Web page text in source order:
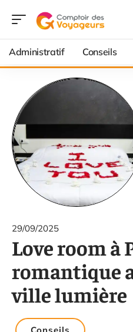
Administratif Conseils
29/09/2025
Love room à
romantique
ville lumière